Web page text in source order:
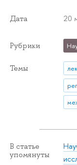
Дата 20
Рубрики
Темы
В статье
упомянуты